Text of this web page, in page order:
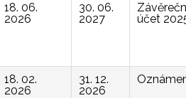
18. 06.
2026
30. 06.
2027
účet
18. 02.
2026
31. 12.
2026